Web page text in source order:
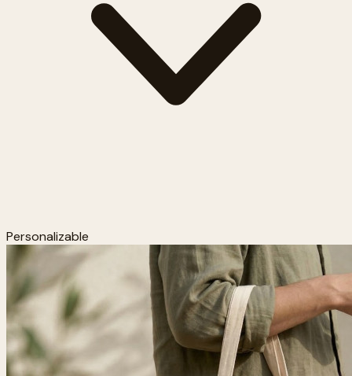
Personalizable